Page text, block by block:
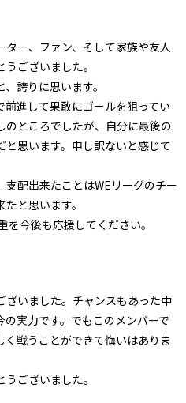
ー、ファン、そして家族や友人
ございました。
誇りに思います。
進して果敢にゴールを狙ってい
のところでしたが、自分に最後の
思います。申し訳ないと感じて
配出来たことはWEリーグのチー
と思います。
を今後も応援してください。
いました。チャンスもあった中
実力です。でもこのメンバーで
戦うことができて悔いはありま
ございました。